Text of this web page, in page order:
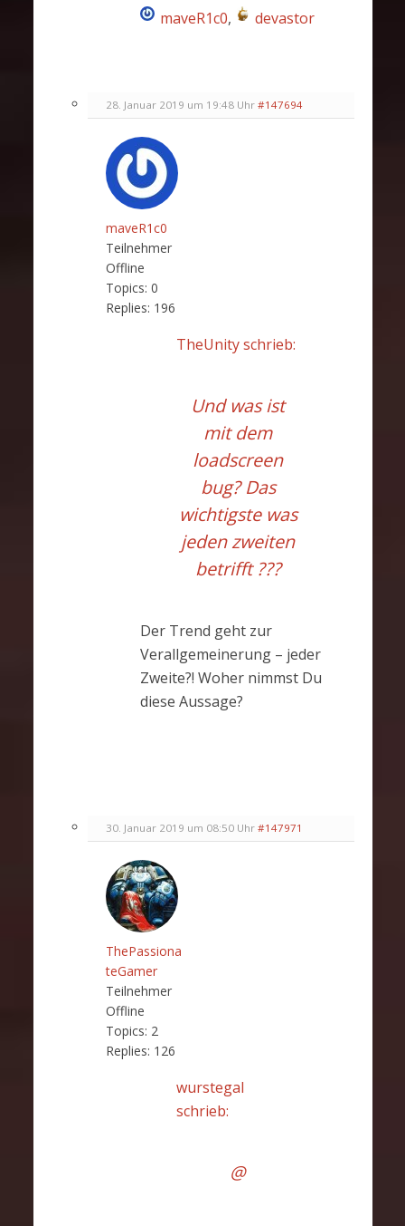
maveR1c0, devastor
28. Januar 2019 um 19:48 Uhr #147694
maveR1c0
Teilnehmer
Offline
Topics: 0
Replies: 196
TheUnity schrieb:
Und was ist
mit dem
loadscreen
bug? Das
wichtigste was
jeden zweiten
betrifft ???
Der Trend geht zur
Verallgemeinerung – jeder
Zweite?! Woher nimmst Du
diese Aussage?
30. Januar 2019 um 08:50 Uhr #147971
ThePassiona
teGamer
Teilnehmer
Offline
Topics: 2
Replies: 126
wurstegal
schrieb:
@